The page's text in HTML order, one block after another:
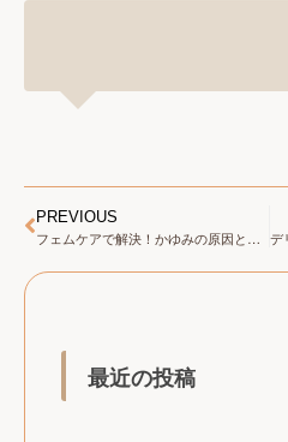
PREVIOUS
フェムケアで解決！かゆみの原因と改善策
最近の投稿